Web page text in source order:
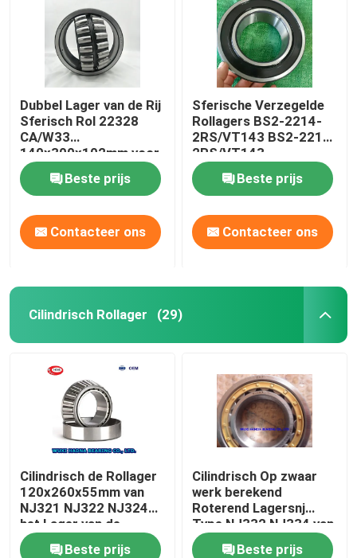
Dubbel Lager van de Rij
Sferisch Rol 22328
CA/W33
140x300x102mm voor
Maalmachine
Beste prijs
Contacteer ons
Sferische Verzegelde
Rollagers BS2-2214-
2RS/VT143 BS2-2215-
2RS/VT143
Beste prijs
Contacteer ons
Cilindrisch Rollager (29)
Cilindrisch de Rollager
120x260x55mm van
NJ321 NJ322 NJ324
het Lager van de
Motornokkenas
Beste prijs
Cilindrisch Op zwaar
werk berekend
Roterend Lagersnj
Type NJ332 NJ334 van
het Rollager
Beste prijs